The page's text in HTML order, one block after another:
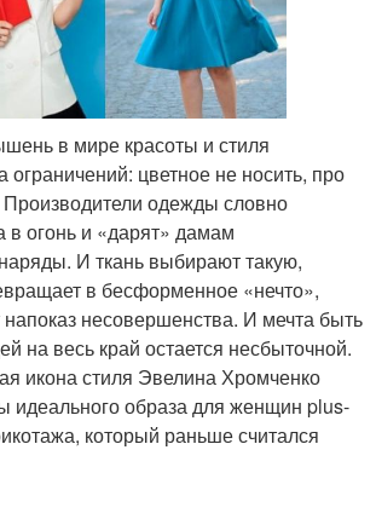
в мире красоты и стиля
ограничений: цветное не носить, про
Производители одежды словно
огонь и «дарят» дамам
И ткань выбирают такую,
в бесформенное «нечто»,
несовершенства. И мечта быть
на весь край остается несбыточной.
икона стиля Эвелина Хромченко
идеального образа для женщин plus-
который раньше считался